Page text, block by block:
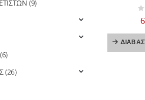
(9)
(6)
(26)